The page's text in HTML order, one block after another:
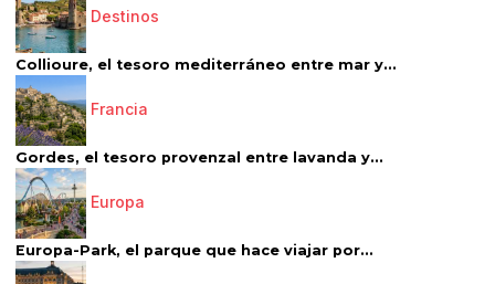
Destinos
Collioure, el tesoro mediterráneo entre mar y...
Francia
Gordes, el tesoro provenzal entre lavanda y...
Europa
Europa-Park, el parque que hace viajar por...